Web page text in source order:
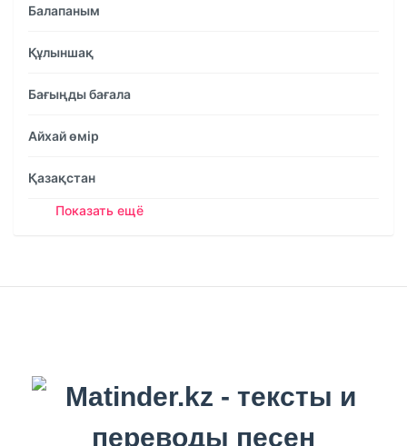
Балапаным
Құлыншақ
Бағыңды бағала
Айхай өмір
Қазақстан
Показать ещё